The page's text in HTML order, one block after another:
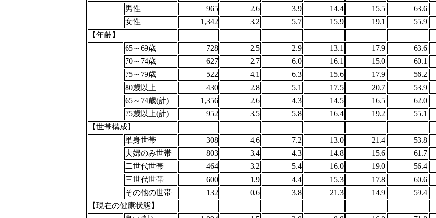
男性
965 2.6 3.9 14.4 15.5 63.6
女性
1,342 3.2 5.7 15.9 19.1 55.9
【年齢】
65～69歳
728 2.5 2.9 13.1 17.9 63.6
70～74歳
627 2.7 6.0 16.1 15.0 60.1
75～79歳
522 4.1 6.3 15.6 17.9 56.2
80歳以上
430 2.8 5.1 17.5 20.7 53.9
65～74歳(計)
1,356 2.6 4.3 14.5 16.5 62.0
75歳以上(計)
952 3.5 5.8 16.4 19.2 55.1
【世帯構成】
単身世帯
308 4.6 7.2 13.0 21.4 53.8
夫婦のみ世帯
803 3.4 4.3 14.8 15.6 61.7
二世代世帯
464 3.2 5.4 16.0 19.0 56.4
三世代世帯
600 1.9 4.4 15.3 17.8 60.6
その他の世帯
132 0.6 3.8 21.3 14.9 59.4
【現在の健康状態】